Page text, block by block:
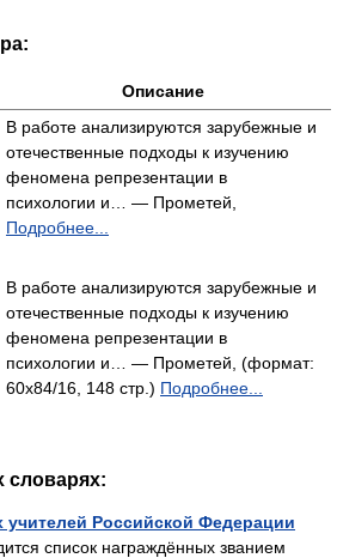
Описание
В работе анализируются зарубежные и
отечественные подходы к изучению
феномена репрезентации в
психологии и… — Прометей,
Подробнее...
В работе анализируются зарубежные и
отечественные подходы к изучению
феномена репрезентации в
психологии и… — Прометей, (формат:
60x84/16, 148 стр.) Подробнее...
словарях:
учителей Российской Федерации
список награждённых званием